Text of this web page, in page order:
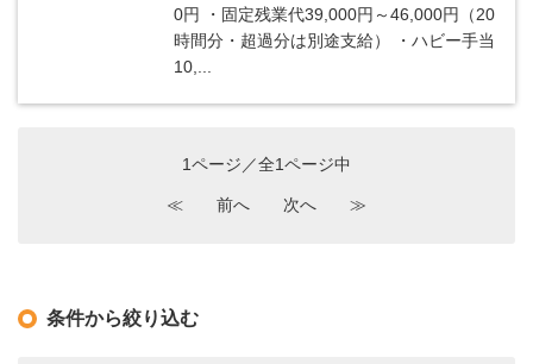
0円 ・固定残業代39,000円～46,000円（20
時間分・超過分は別途支給） ・ハビー手当
10,...
1ページ／全1ページ中
≪ 前へ 次へ ≫
条件から絞り込む